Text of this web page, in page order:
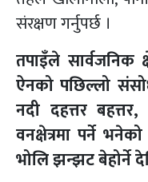
संरक्षण गर्नुपर्छ ।
तपाइँले सार्वजनिक
ऐनको पछिल्लो
नदी दहत्तर
वनक्षेत्रमा पर्ने
भोलि झन्झट बेहोर्ने